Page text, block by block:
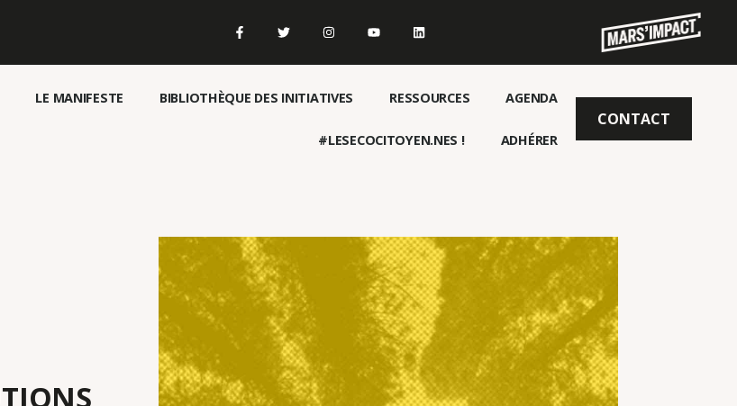
LE MANIFESTE BIBLIOTHÈQUE DES INITIATIVES RESSOURCES AGENDA
#LESECOCITOYEN.NES ! ADHÉRER
CONTACT